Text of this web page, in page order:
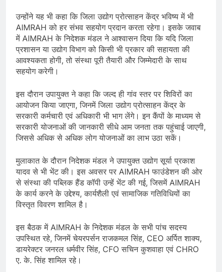
उन्होंने यह भी कहा कि जिला उद्योग प्रोत्साहन केंद्र भविष्य में भी
AIMRAH को हर संभव सहयोग प्रदान करता रहेगा। इसके जवाब
में AIMRAH के निदेशक मंडल ने आश्वासन दिया कि यदि जिला
प्रशासन या उद्योग विभाग को किसी भी प्रकार की सहायता की
आवश्यकता होगी, तो संस्था पूरी तैयारी और जिम्मेदारी के साथ
सहयोग करेगी।
इस दौरान उपायुक्त ने कहा कि जल्द ही गांव स्तर पर शिविरों का
आयोजन किया जाएगा, जिनमें जिला उद्योग प्रोत्साहन केंद्र के
सरकारी कर्मचारी एवं अधिकारी भी भाग लेंगे। इन कैंपों के माध्यम से
सरकारी योजनाओं की जानकारी सीधे आम जनता तक पहुंचाई जाएगी,
जिससे अधिक से अधिक लोग योजनाओं का लाभ उठा सकें।
मुलाकात के दौरान निदेशक मंडल ने उपायुक्त उद्योग सूर्या प्रकाश
यादव से भी भेंट की। इस अवसर पर AIMRAH फाउंडेशन की ओर
से संस्था की पब्लिक हैंड कॉपी उन्हें भेंट की गई, जिसमें AIMRAH
के कार्य करने के उद्देश्य, कार्यशैली एवं सामाजिक गतिविधियों का
विस्तृत विवरण शामिल है।
इस बैठक में AIMRAH के निदेशक मंडल के सभी पांच सदस्य
उपस्थित रहे, जिनमें चेयरपर्सन राजकमल सिंह, CEO अर्पित शाक्य,
डायरेक्टर जनरल धर्मवीर सिंह, CFO सचिन कुशवाहा एवं CHRO
ए. के. सिंह शामिल रहे।